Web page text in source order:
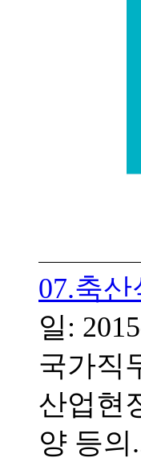
07.축산
일:
국가직
산업현
양 등의